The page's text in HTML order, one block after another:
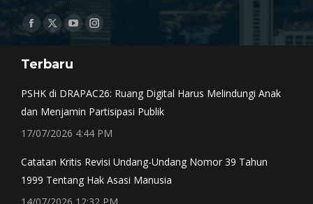
Find us on:
Facebook
opens
window
X
opens
window
YouTube
opens
Instagram
window
Terbaru
PSHK di DRAPAC26: Ruang Digital Harus Melindungi Anak
dan Menjamin Partisipasi Publik
17/07/2026 4:44 PM
Catatan Kritis Revisi Undang-Undang Nomor 39 Tahun
1999 Tentang Hak Asasi Manusia